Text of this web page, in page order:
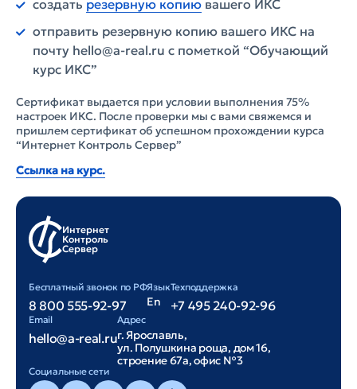
создать резервную копиювашего ИКС
отправить резервную копию вашего ИКС на
почту hello@a-real.ru с пометкой “Обучающий
курс ИКС”
Сертификат выдается при условии выполнения 75%
настроек ИКС. После проверки мы с вами свяжемся и
пришлем сертификат об успешном прохождении курса
“Интернет Контроль Сервер”
Ссылка на курс.
Интернет
Контроль
Сервер
Бесплатный звонок по РФ
8 800 555-92-97
Язык
En
Техподдержка
+7 495 240-92-96
Email
hello@a-real.ru
Адрес
г. Ярославль,
ул. Полушкина роща, дом 16,
строение 67а, офис №3
Cоциальные сети